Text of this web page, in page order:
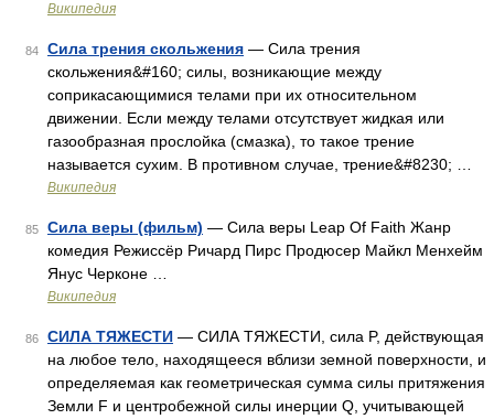
Википедия
84 Сила трения скольжения — Сила трения
скольжения&#160; силы, возникающие между
соприкасающимися телами при их относительном
движении. Если между телами отсутствует жидкая или
газообразная прослойка (смазка), то такое трение
называется сухим. В противном случае, трение&#8230; …
Википедия
85 Сила веры (фильм) — Сила веры Leap Of Faith Жанр
комедия Режиссёр Ричард Пирс Продюсер Майкл Менхейм
Янус Черконе …
Википедия
86 СИЛА ТЯЖЕСТИ — СИЛА ТЯЖЕСТИ, сила P, действующая
на любое тело, находящееся вблизи земной поверхности, и
определяемая как геометрическая сумма силы притяжения
Земли F и центробежной силы инерции Q, учитывающей